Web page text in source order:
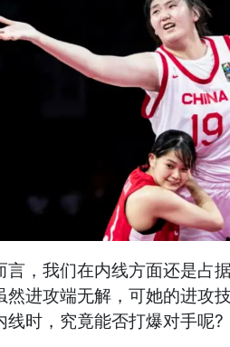
言，我们在内线方面还是占
然进攻端无解，可她的进攻
线时，究竟能否打爆对手呢?